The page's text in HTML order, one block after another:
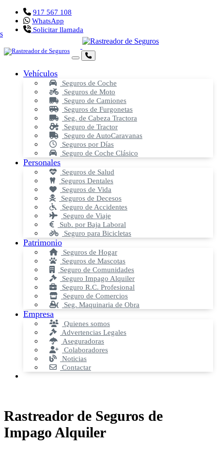
917 567 108
WhatsApp
Solicitar llamada
Vehículos
Seguros de Coche
Seguros de Moto
Seguro de Camiones
Seguros de Furgonetas
Seg. de Cabeza Tractora
Seguro de Tractor
Seguro de AutoCaravanas
Seguros por Días
Seguro de Coche Clásico
Personales
Seguros de Salud
Seguros Dentales
Seguros de Vida
Seguros de Decesos
Seguro de Accidentes
Seguro de Viaje
Sub. por Baja Laboral
Seguro para Bicicletas
Patrimonio
Seguros de Hogar
Seguros de Mascotas
Seguro de Comunidades
Seguro Impago Alquiler
Seguro R.C. Profesional
Seguro de Comercios
Seg. Maquinaria de Obra
Empresa
Quienes somos
Advertencias Legales
Aseguradoras
Colaboradores
Noticias
Contactar
Rastreador de Seguros de
Impago Alquiler